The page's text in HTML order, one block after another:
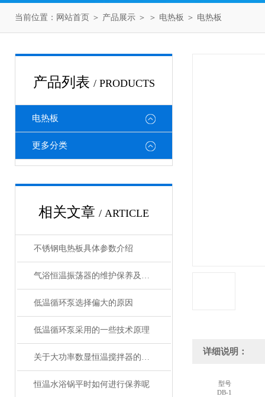
当前位置： 网站首页 ＞ 产品展示 ＞ ＞ 电热板 ＞ 电热板
产品列表 / PRODUCTS
电热板
更多分类
相关文章 / ARTICLE
不锈钢电热板具体参数介绍
气浴恒温振荡器的维护保养及其注意事项总结
低温循环泵选择偏大的原因
低温循环泵采用的一些技术原理
关于大功率数显恒温搅拌器的使用和维护事项你都知道多少
恒温水浴锅平时如何进行保养呢
详细说明：
型号
DB-1